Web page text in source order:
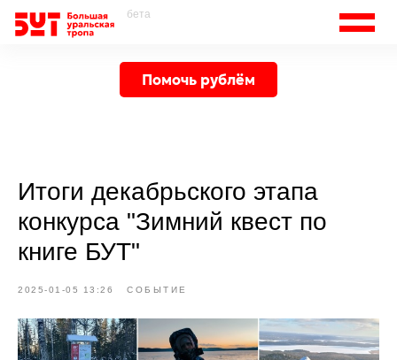
бета
Помочь рублём
Итоги декабрьского этапа
конкурса "Зимний квест по
книге БУТ"
2025-01-05 13:26 СОБЫТИЕ